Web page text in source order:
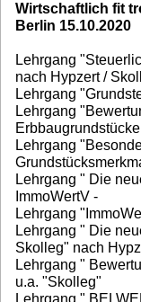
Wirtschaftlich fit
Berlin 15.10.2020
Lehrgang
nach Hypzert /
Lehrgang
Lehrgang
Lehrgang
Lehrgang " Die
ImmoWertV -
Lehrgang
Lehrgang " Die
Skolleg" nach
Lehrgang "
u.a. "Skolleg"